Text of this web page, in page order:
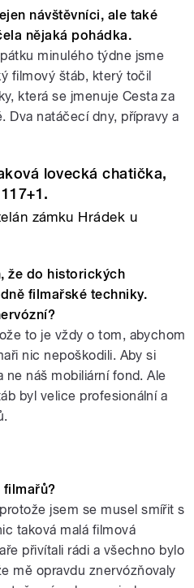
návštěvníci, ale také
nějaká pohádka.
minulého týdne jsme
filmový štáb, který točil
která se jmenuje Cesta za
Dva natáčecí dny, přípravy a
lovecká chatička,
zámku Hrádek u
že do historických
filmařské techniky.
to je vždy o tom, abychom
nic nepoškodili. Aby si
ne náš mobiliární fond. Ale
byl velice profesionální a
za králem
filmařů?
jsem se musel smířit s
taková malá filmová
přivítali rádi a všechno bylo
mě opravdu znervózňovaly